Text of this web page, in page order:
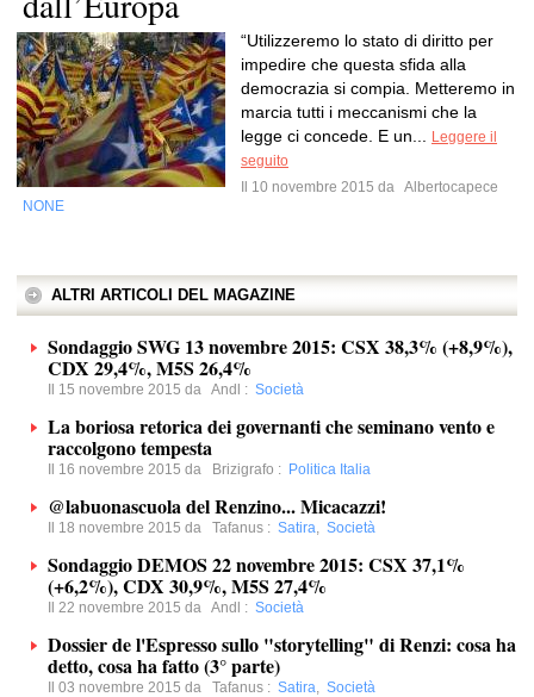
“Utilizzeremo lo stato di diritto per
impedire che questa sfida alla
democrazia si compia. Metteremo in
marcia tutti i meccanismi che la
legge ci concede. E un...
Leggere il
seguito
Il 10 novembre 2015 da Albertocapece
NONE
ALTRI ARTICOLI DEL MAGAZINE
Sondaggio SWG 13 novembre 2015: CSX 38,3% (+8,9%),
CDX 29,4%, M5S 26,4%
Il 15 novembre 2015 da Andl : Società
La boriosa retorica dei governanti che seminano vento e
raccolgono tempesta
Il 16 novembre 2015 da Brizigrafo : Politica Italia
@labuonascuola del Renzino... Micacazzi!
Il 18 novembre 2015 da Tafanus : Satira, Società
Sondaggio DEMOS 22 novembre 2015: CSX 37,1%
(+6,2%), CDX 30,9%, M5S 27,4%
Il 22 novembre 2015 da Andl : Società
Dossier de l'Espresso sullo "storytelling" di Renzi: cosa ha
detto, cosa ha fatto (3° parte)
Il 03 novembre 2015 da Tafanus : Satira, Società